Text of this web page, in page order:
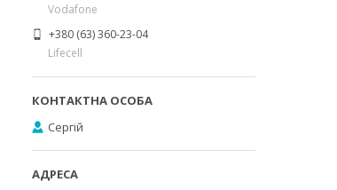
Vodafone
+380 (63) 360-23-04
Lifecell
Сергій